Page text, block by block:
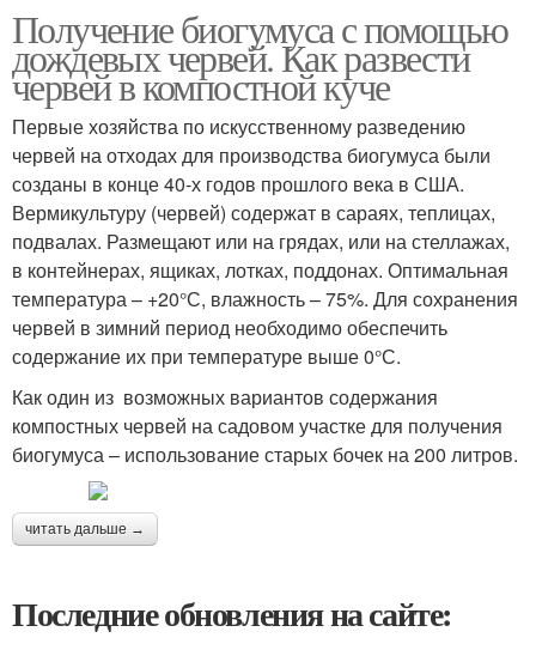
Получение биогумуса с помощью
дождевых червей. Как развести
червей в компостной куче
Первые хозяйства по искусственному разведению
червей на отходах для производства биогумуса были
созданы в конце 40-х годов прошлого века в США.
Вермикультуру (червей) содержат в сараях, теплицах,
подвалах. Размещают или на грядах, или на стеллажах,
в контейнерах, ящиках, лотках, поддонах. Оптимальная
температура – +20°С, влажность – 75%. Для сохранения
червей в зимний период необходимо обеспечить
содержание их при температуре выше 0°С.
Как один из возможных вариантов содержания
компостных червей на садовом участке для получения
биогумуса – использование старых бочек на 200 литров.
читать дальше →
Последние обновления на сайте: